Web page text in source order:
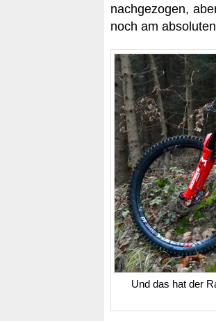
nachgezogen,
noch am
Und das hat der